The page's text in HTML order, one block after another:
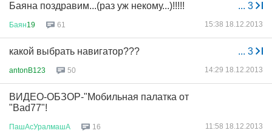
... 3
Баяна поздравим...(раз уж некому...)!!!!!
Баян19 61 15:38 18.12.2013
... 3
какой выбрать навигатор???
antonB123 50 14:29 18.12.2013
ВИДЕО-ОБЗОР-"Мобильная палатка от
"Bad77"!
ПашАсУралмашА 16 11:58 18.12.2013